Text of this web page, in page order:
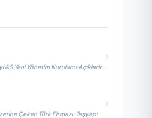
AŞ Yeni Yönetim Kurulunu Açıkladı
Vizyon Vurgusu
Çeken Türk Firması: Taşyapı